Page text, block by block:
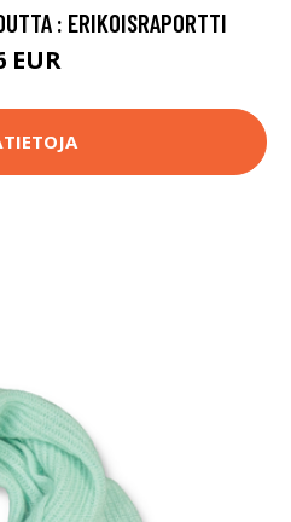
: ERIKOISRAPORTTI
EUR